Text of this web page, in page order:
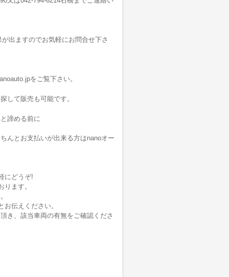
出ますのでお気軽にお問合せ下さ
をご覧下さい。
して販売も可能です。
諦める前に
んとお支払いが出来る方はnanoオー
にどうぞ!
ます。
伝えください。
き、該当車両の有無をご確認くださ